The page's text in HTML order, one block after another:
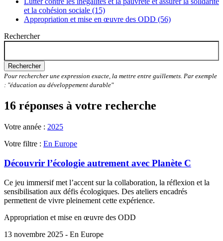
et la cohésion sociale (15)
Appropriation et mise en œuvre des ODD (56)
Rechercher
Rechercher
Pour rechercher une expression exacte, la mettre entre guillemets. Par exemple
: "éducation au développement durable"
16 réponses à votre recherche
Votre année : 2025
Votre filtre : En Europe
Découvrir l’écologie autrement avec Planète C
Ce jeu immersif met l’accent sur la collaboration, la réflexion et la
sensibilisation aux défis écologiques. Des ateliers encadrés
permettent de vivre pleinement cette expérience.
Appropriation et mise en œuvre des ODD
13 novembre 2025 - En Europe